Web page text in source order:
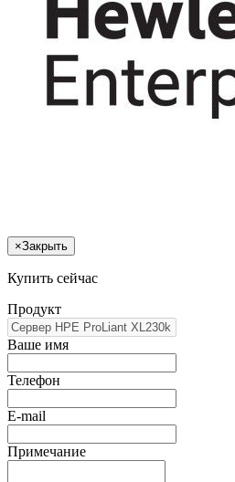
×Закрыть
Купить сейчас
Продукт
Ваше имя
Телефон
E-mail
Примечание